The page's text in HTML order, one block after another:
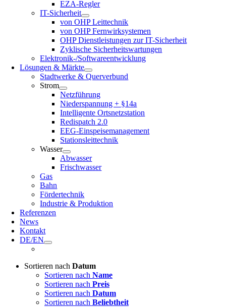
EZA-Regler
IT-Sicherheit
von OHP Leittechnik
von OHP Fernwirksystemen
OHP Dienstleistungen zur IT-Sicherheit
Zyklische Sicherheitswartungen
Elektronik-/Softwareentwicklung
Lösungen & Märkte
Stadtwerke & Querverbund
Strom
Netzführung
Niederspannung + §14a
Intelligente Ortsnetzstation
Redispatch 2.0
EEG-Einspeisemanagement
Stationsleittechnik
Wasser
Abwasser
Frischwasser
Gas
Bahn
Fördertechnik
Industrie & Produktion
Referenzen
News
Kontakt
DE/EN
Sortieren nach Datum
Sortieren nach Name
Sortieren nach Preis
Sortieren nach Datum
Sortieren nach Beliebtheit